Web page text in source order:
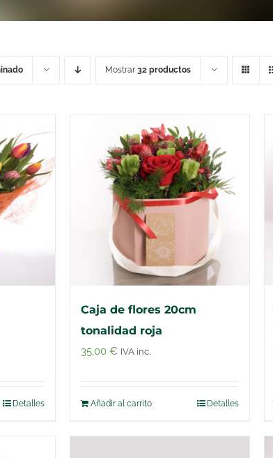
Mostrar 32 productos
Detalles
Caja de flores 20cm
tonalidad roja
35,00 € IVA inc.
Añadir al carrito Detalles